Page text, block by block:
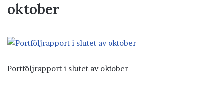
oktober
Portföljrapport i slutet av oktober